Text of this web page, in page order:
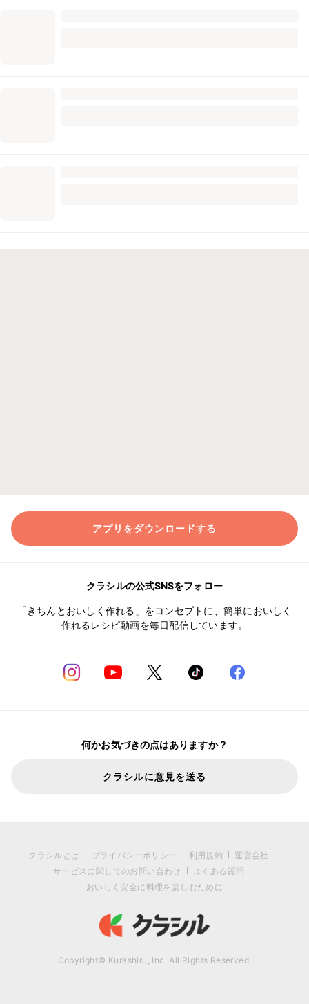
アプリをダウンロードする
クラシルの公式SNSをフォロー
「きちんとおいしく作れる」をコンセプトに、簡単においしく
作れるレシピ動画を毎日配信しています。
何かお気づきの点はありますか？
クラシルに意見を送る
クラシルとは プライバシーポリシー 利用規約
運営会社
サービスに関してのお問い合わせ
よくある質問
おいしく安全に料理を楽しむために
Copyright© Kurashiru, Inc. All Rights Reserved.